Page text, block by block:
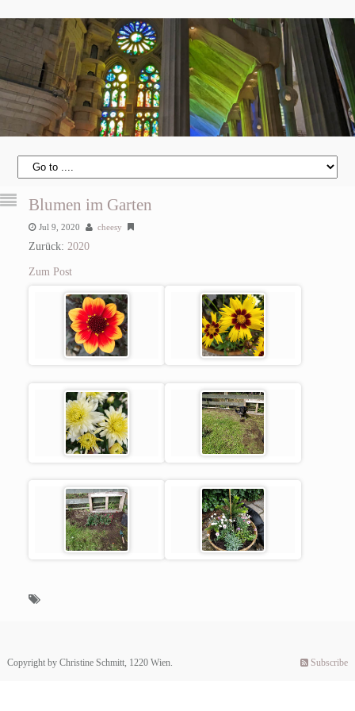
Blumen im Garten
Jul 9, 2020 cheesy
Zurück: 2020
Zum Post
Copyright by Christine Schmitt, 1220 Wien. Subscribe